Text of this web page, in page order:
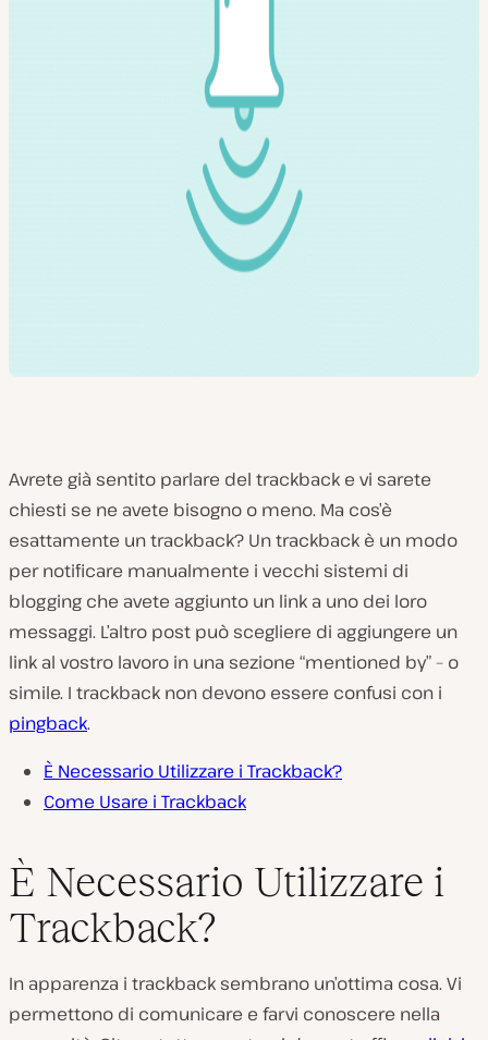
Avrete già sentito parlare del trackback e vi sarete
chiesti se ne avete bisogno o meno. Ma cos’è
esattamente un trackback? Un trackback è un modo
per notificare manualmente i vecchi sistemi di
blogging che avete aggiunto un link a uno dei loro
messaggi. L’altro post può scegliere di aggiungere un
link al vostro lavoro in una sezione “mentioned by” – o
simile. I trackback non devono essere confusi con i
pingback.
È Necessario Utilizzare i Trackback?
Come Usare i Trackback
È Necessario Utilizzare i
Trackback?
In apparenza i trackback sembrano un’ottima cosa. Vi
permettono di comunicare e farvi conoscere nella